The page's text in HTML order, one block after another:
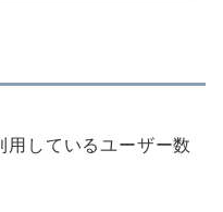
用しているユーザー数